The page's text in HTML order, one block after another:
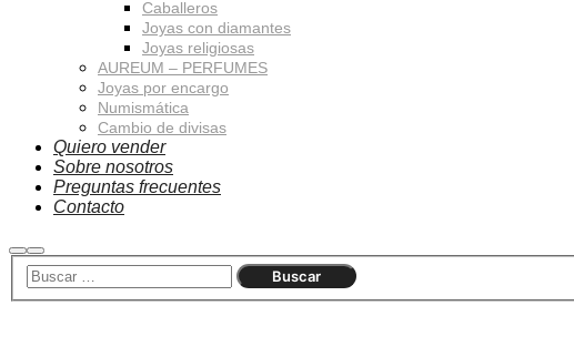
Caballeros
Joyas con diamantes
Joyas religiosas
AUREUM – PERFUMES
Joyas por encargo
Numismática
Cambio de divisas
Quiero vender
Sobre nosotros
Preguntas frecuentes
Contacto